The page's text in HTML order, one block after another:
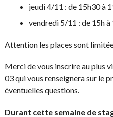
jeudi 4/11 : de 15h30 à
vendredi 5/11 : de 15h à
Attention les places sont
Merci de vous inscrire au plus
03 qui vous renseignera sur le
éventuelles questions.
Durant cette semaine de